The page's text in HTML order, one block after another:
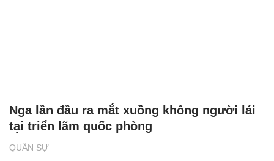
QUÂN SỰ
Nga lần đầu ra mắt xuồng không người lái
tại triển lãm quốc phòng